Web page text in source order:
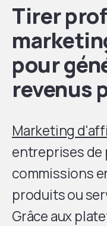
Tirer
pour
revenus
Marketing
entreprises de
commissions
produits ou
Grâce aux